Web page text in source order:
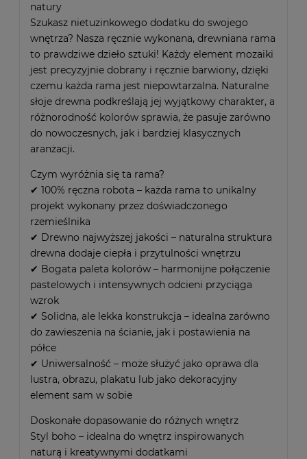
natury
Szukasz nietuzinkowego dodatku do swojego
wnętrza? Nasza ręcznie wykonana, drewniana rama
to prawdziwe dzieło sztuki! Każdy element mozaiki
jest precyzyjnie dobrany i ręcznie barwiony, dzięki
czemu każda rama jest niepowtarzalna. Naturalne
słoje drewna podkreślają jej wyjątkowy charakter, a
różnorodność kolorów sprawia, że pasuje zarówno
do nowoczesnych, jak i bardziej klasycznych
aranżacji.
Czym wyróżnia się ta rama?
✔ 100% ręczna robota – każda rama to unikalny
projekt wykonany przez doświadczonego
rzemieślnika
✔ Drewno najwyższej jakości – naturalna struktura
drewna dodaje ciepła i przytulności wnętrzu
✔ Bogata paleta kolorów – harmonijne połączenie
pastelowych i intensywnych odcieni przyciąga
wzrok
✔ Solidna, ale lekka konstrukcja – idealna zarówno
do zawieszenia na ścianie, jak i postawienia na
półce
✔ Uniwersalność – może służyć jako oprawa dla
lustra, obrazu, plakatu lub jako dekoracyjny
element sam w sobie
Doskonałe dopasowanie do różnych wnętrz
Styl boho – idealna do wnętrz inspirowanych
naturą i kreatywnymi dodatkami